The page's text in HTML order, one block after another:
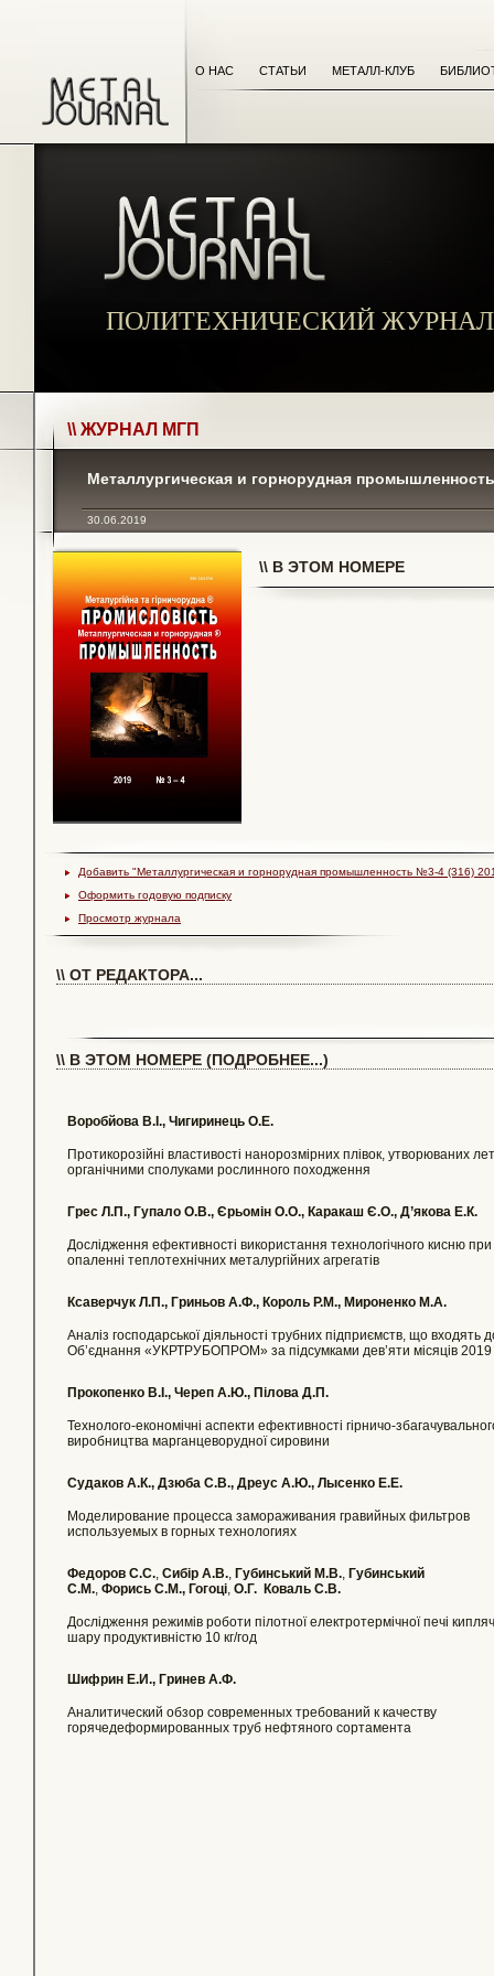
О НАС СТАТЬИ МЕТАЛЛ-КЛУБ
ПОЛИТЕХНИЧЕСКИЙ ЖУРНАЛ
\\ ЖУРНАЛ МГП
Металлургическая и горнорудная
30.06.2019
\\ В ЭТОМ НОМЕРЕ
Добавить "Металлургическая и горнорудная промышленность №3-4 (316)
Оформить годовую подписку
Просмотр журнала
\\ ОТ РЕДАКТОРА...
\\ В ЭТОМ НОМЕРЕ (ПОДРОБНЕЕ...)
Воробйова В.І., Чигиринець О.Е.
Протикорозійні властивості нанорозмірних плівок, утворюваних
органічними сполуками рослинного походження
Грес Л.П., Гупало О.В., Єрьомін О.О., Каракаш Є.О., Д’якова Е.К.
Дослідження ефективності використання технологічного кисню при
опаленні теплотехнічних металургійних агрегатів
Ксаверчук Л.П., Гриньов А.Ф., Король Р.М., Мироненко М.А.
Аналіз господарської діяльності трубних підприємств, що входять
Об’єднання «УКРТРУБОПРОМ» за підсумками дев’яти місяців 2019
Прокопенко В.І., Череп А.Ю., Пілова Д.П.
Технолого-економічні аспекти ефективності гірничо-
виробництва марганцеворудної сировини
Судаков А.К., Дзюба С.В., Дреус А.Ю., Лысенко Е.Е.
Моделирование процесса замораживания гравийных фильтров
используемых в горных технологиях
Федоров С.С., Сибір А.В., Губинський М.В., Губинський
С.М., Форись С.М., Гогоці, О.Г. Коваль С.В.
Дослідження режимів роботи пілотної електротермічної печі
шару продуктивністю 10 кг/год
Шифрин Е.И., Гринев А.Ф.
Аналитический обзор современных требований к качеству
горячедеформированных труб нефтяного сортамента